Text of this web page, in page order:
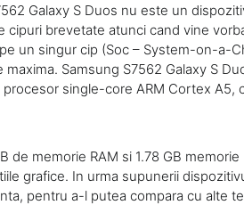
Galaxy S Duos nu este un
brevetate atunci cand vine
un singur cip (Soc – System-on-a-
Samsung S7562 Galaxy S
single-core ARM Cortex A5,
de memorie RAM si 1.78 GB
grafice. In urma supunerii
pentru a-l putea compara cu alte